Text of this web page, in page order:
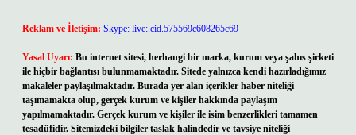
Reklam ve İletişim: Skype: live:.cid.575569c608265c69
Yasal Uyarı: Bu internet sitesi, herhangi bir marka, kurum veya şahıs şirketi
ile hiçbir bağlantısı bulunmamaktadır. Sitede yalnızca kendi hazırladığımız
makaleler paylaşılmaktadır. Burada yer alan içerikler haber niteliği
taşımamakta olup, gerçek kurum ve kişiler hakkında paylaşım
yapılmamaktadır. Gerçek kurum ve kişiler ile isim benzerlikleri tamamen
tesadüfidir. Sitemizdeki bilgiler taslak halindedir ve tavsiye niteliği